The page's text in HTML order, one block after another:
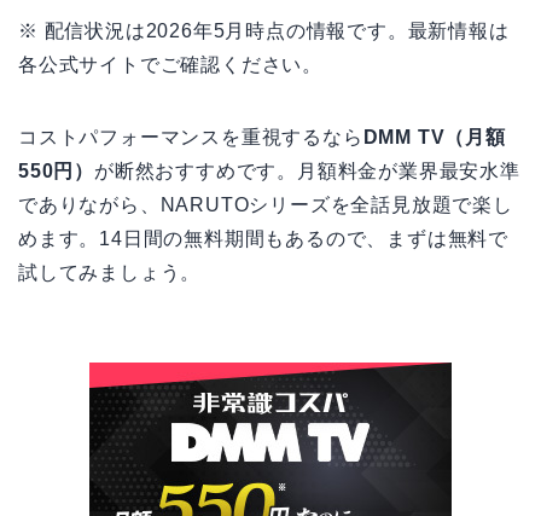
※ 配信状況は2026年5月時点の情報です。最新情報は
各公式サイトでご確認ください。
コストパフォーマンスを重視するなら DMM TV（月額
550円） が断然おすすめです。月額料金が業界最安水準
でありながら、NARUTOシリーズを全話見放題で楽し
めます。14日間の無料期間もあるので、まずは無料で
試してみましょう。